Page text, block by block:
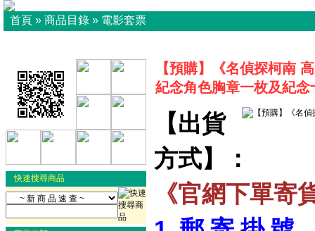
首頁 » 商品目錄 » 電影套票
快速搜尋商品
【預購】《名偵探柯南
紀念角色胸章一枚及紀念
【出貨
方式】：
《官網下單寄